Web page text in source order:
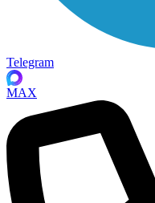
Telegram
MAX